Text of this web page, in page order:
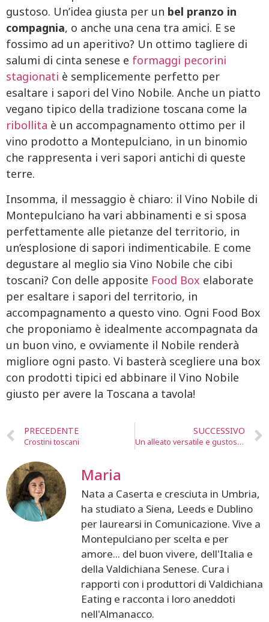
gustoso. Un’idea giusta per un bel pranzo in
compagnia, o anche una cena tra amici. E se
fossimo ad un aperitivo? Un ottimo tagliere di
salumi di cinta senese e formaggi pecorini
stagionati è semplicemente perfetto per
esaltare i sapori del Vino Nobile. Anche un piatto
vegano tipico della tradizione toscana come la
ribollita è un accompagnamento ottimo per il
vino prodotto a Montepulciano, in un binomio
che rappresenta i veri sapori antichi di queste
terre.
Insomma, il messaggio è chiaro: il Vino Nobile di
Montepulciano ha vari abbinamenti e si sposa
perfettamente alle pietanze del territorio, in
un’esplosione di sapori indimenticabile. E come
degustare al meglio sia Vino Nobile che cibi
toscani? Con delle apposite Food Box elaborate
per esaltare i sapori del territorio, in
accompagnamento a questo vino. Ogni Food Box
che proponiamo è idealmente accompagnata da
un buon vino, e ovviamente il Nobile renderà
migliore ogni pasto. Vi basterà scegliere una box
con prodotti tipici ed abbinare il Vino Nobile
giusto per avere la Toscana a tavola!
PRECEDENTE
Crostini toscani
SUCCESSIVO
Un alleato versatile e gustoso: il lardo
Maria
Nata a Caserta e cresciuta in Umbria,
ha studiato a Siena, Leeds e Dublino
per laurearsi in Comunicazione. Vive a
Montepulciano per scelta e per
amore... del buon vivere, dell'Italia e
della Valdichiana Senese. Cura i
rapporti con i produttori di Valdichiana
Eating e racconta i loro aneddoti
nell'Almanacco.